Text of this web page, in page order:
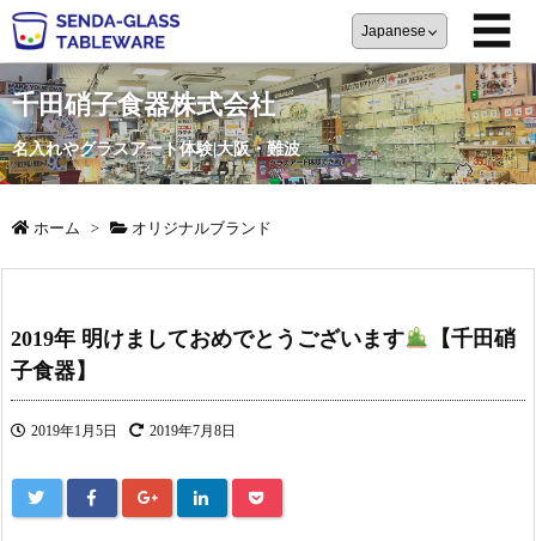
☰
千田硝子食器株式会社
名入れやグラスアート体験|大阪・難波
ホーム > オリジナルブランド
2019年 明けましておめでとうございます
【千田硝
子食器】
2019年1月5日 2019年7月8日